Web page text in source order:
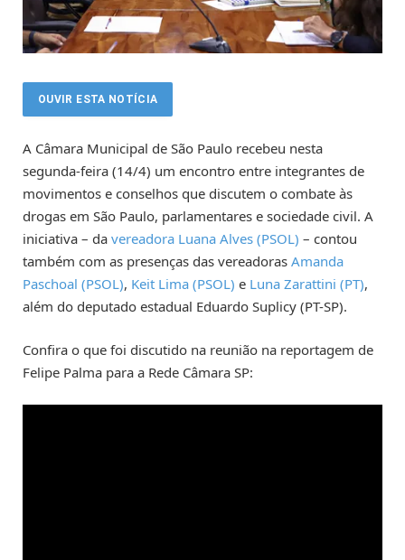
OUVIR ESTA NOTÍCIA
A Câmara Municipal de São Paulo recebeu nesta
segunda-feira (14/4) um encontro entre integrantes de
movimentos e conselhos que discutem o combate às
drogas em São Paulo, parlamentares e sociedade civil. A
iniciativa – da vereadora Luana Alves (PSOL) – contou
também com as presenças das vereadoras Amanda
Paschoal (PSOL), Keit Lima (PSOL) e Luna Zarattini (PT),
além do deputado estadual Eduardo Suplicy (PT-SP).
Confira o que foi discutido na reunião na reportagem de
Felipe Palma para a Rede Câmara SP: